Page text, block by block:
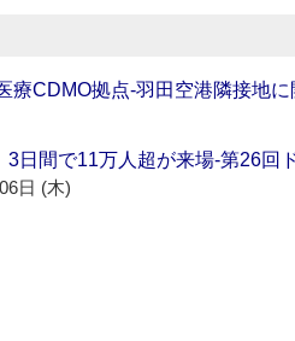
療CDMO拠点‐羽田空港隣接地に
3日間で11万人超が来場‐第26回
日 (木)